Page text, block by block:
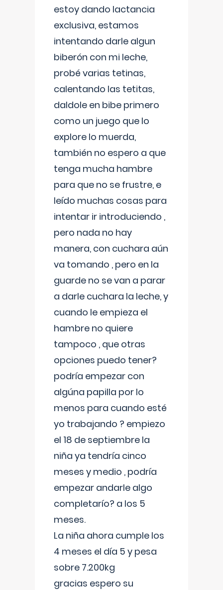
estoy dando lactancia
exclusiva, estamos
intentando darle algun
biberón con mi leche,
probé varias tetinas,
calentando las tetitas,
daldole en bibe primero
como un juego que lo
explore lo muerda,
también no espero a que
tenga mucha hambre
para que no se frustre, e
leído muchas cosas para
intentar ir introduciendo ,
pero nada no hay
manera, con cuchara aún
va tomando , pero en la
guarde no se van a parar
a darle cuchara la leche, y
cuando le empieza el
hambre no quiere
tampoco , que otras
opciones puedo tener?
podría empezar con
algúna papilla por lo
menos para cuando esté
yo trabajando ? empiezo
el 18 de septiembre la
niña ya tendría cinco
meses y medio , podría
empezar andarle algo
completarío? a los 5
meses.
La niña ahora cumple los
4 meses el día 5 y pesa
sobre 7.200kg
gracias espero su